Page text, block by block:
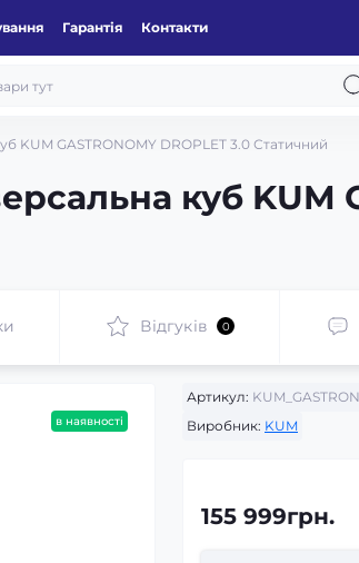
Гарантія Контакти
KUM GASTRONOMY DROPLET 3.0 Статичний
куб KUM
Відгуків 0
в наявності
Артикул:
Виробник: KUM
155 999грн.